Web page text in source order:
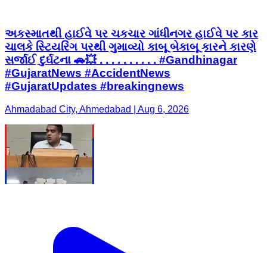
અકસ્માતથી હાઈવે પર ચકચાર ગાંધીનગર હાઈવે પર કાર
ચાલકે સ્ટિયરિંગ પરથી ગુમાવ્યો કાબૂ બેકાબૂ કારને કારણે
સર્જાઈ દુર્ઘટના 🚗💥 . . . . . . . . . . #Gandhinagar
#GujaratNews #AccidentNews
#GujaratUpdates #breakingnews
Ahmadabad City, Ahmedabad | Aug 6, 2026